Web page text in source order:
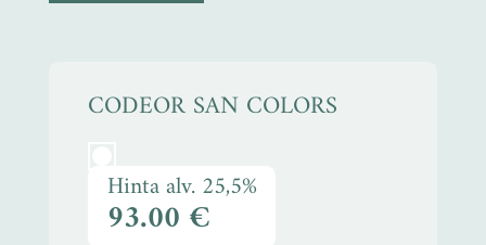
CODEOR SAN COLORS
Hinta alv. 25,5%
93.00 €